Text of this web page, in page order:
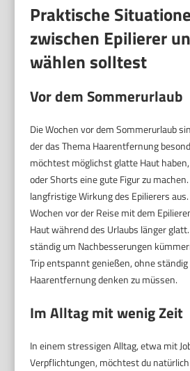
Praktische
zwischen Epilierer
wählen solltest
Vor dem Sommerurlaub
Die Wochen vor dem Sommerurlaub
der das Thema Haarentfernung
möchtest möglichst glatte Haut
oder Shorts eine gute Figur zu
langfristige Wirkung des Epilierers
Wochen vor der Reise mit dem
Haut während des Urlaubs länger
ständig um Nachbesserungen
Trip entspannt genießen, ohne ständig
Haarentfernung denken zu müssen.
Im Alltag mit wenig Zeit
In einem stressigen Alltag, etwa mit
Verpflichtungen, möchtest du